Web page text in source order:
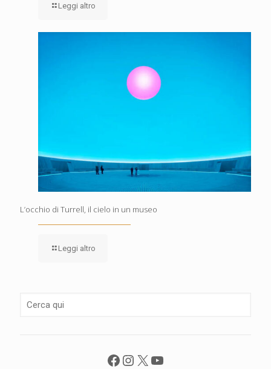
Leggi altro
L’occhio di Turrell, il cielo in un museo
Leggi altro
Facebook
Instagram
X YouTube